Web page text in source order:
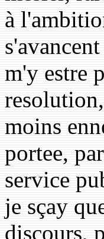
à
m'y estre
moins
portee,
service
je sçay
discours,